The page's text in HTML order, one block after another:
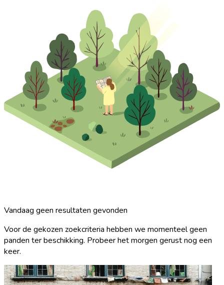
Vandaag geen resultaten gevonden
Voor de gekozen zoekcriteria hebben we momenteel geen
panden ter beschikking. Probeer het morgen gerust nog een
keer.